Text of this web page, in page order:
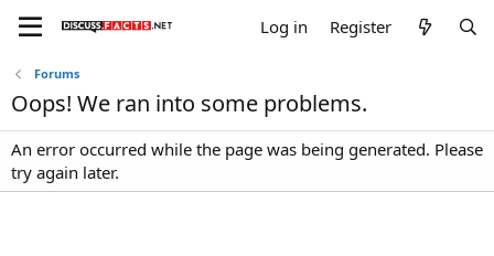
Log in Register
Forums
Oops! We ran into some problems.
An error occurred while the page was being generated. Please
try again later.